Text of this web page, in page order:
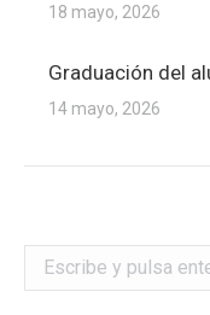
18 mayo, 2026
Graduación del
14 mayo, 2026
Buscar: